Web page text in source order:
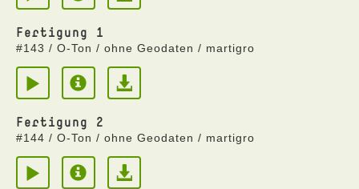
Fertigung 1
#143 / O-Ton / ohne Geodaten / martigro
Fertigung 2
#144 / O-Ton / ohne Geodaten / martigro